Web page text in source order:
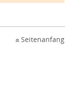
Seitenanfang